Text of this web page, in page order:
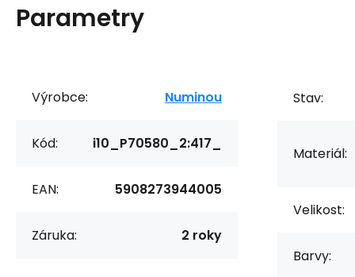
Parametry
Výrobce: Numinou
Kód: i10_P70580_2:417_
EAN: 5908273944005
Záruka: 2 roky
Stav:
Materiál:
Velikost:
Barvy: